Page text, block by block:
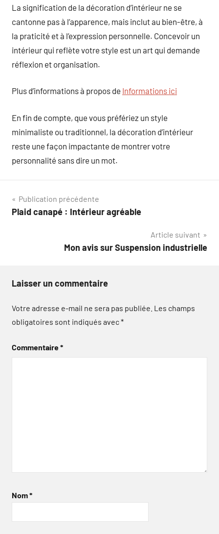
La signification de la décoration d’intérieur ne se
cantonne pas à l’apparence, mais inclut au bien-être, à
la praticité et à l’expression personnelle. Concevoir un
intérieur qui reflète votre style est un art qui demande
réflexion et organisation.
Plus d’informations à propos de Informations ici
En fin de compte, que vous préfériez un style
minimaliste ou traditionnel, la décoration d’intérieur
reste une façon impactante de montrer votre
personnalité sans dire un mot.
Navigation
de
Publication précédente
Plaid canapé : Intérieur agréable
Article suivant
Mon avis sur Suspension industrielle
Laisser un commentaire
Votre adresse e-mail ne sera pas publiée. Les champs
obligatoires sont indiqués avec*
Commentaire*
Nom*